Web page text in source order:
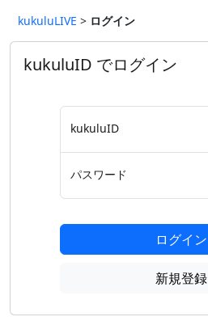
kukuluLIVE > ログイン
kukuluID でログイン
kukuluID
パスワード
ログイン
新規登録